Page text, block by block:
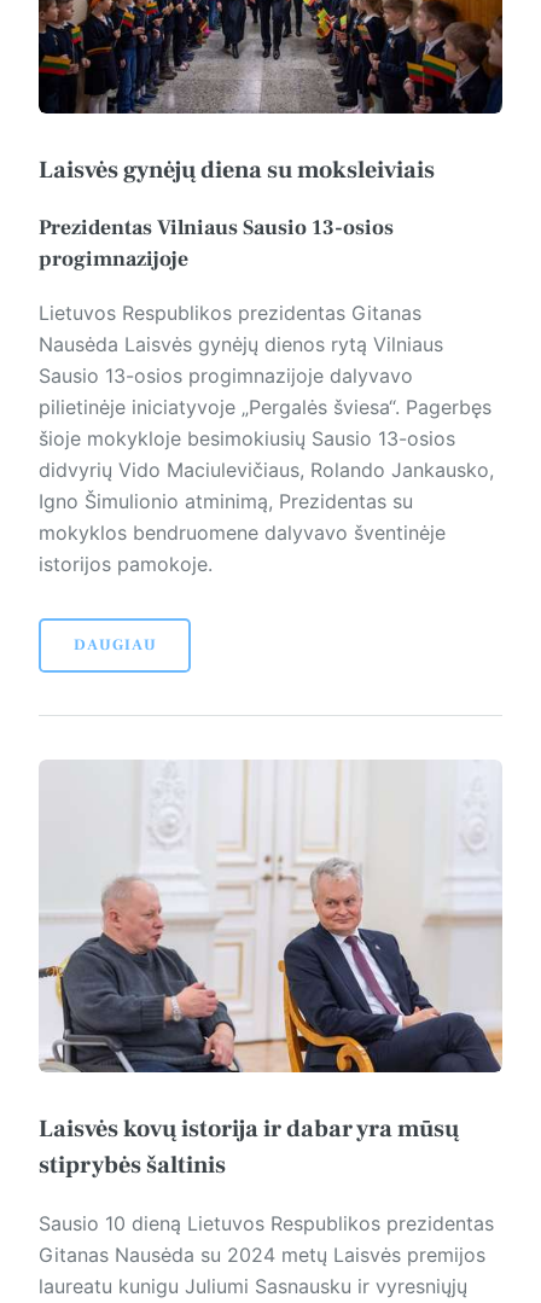
Laisvės gynėjų diena su moksleiviais
Prezidentas Vilniaus Sausio 13-osios
progimnazijoje
Lietuvos Respublikos preziden­tas Gitanas
Nausėda Laisvės gynėjų dienos rytą Vilniaus
Sausio 13-osios progimnazijoje dalyvavo
pilietinėje iniciatyvoje „Pergalės šviesa“. Pagerbęs
šioje mokykloje besimokiusių Sausio 13-osios
didvyrių Vido Maciulevičiaus, Rolando Jankausko,
Igno Šimulionio atminimą, Pre­zi­den­tas su
mokyklos bendruomene dalyvavo šventinėje
istorijos pamokoje.
DAUGIAU
Laisvės kovų istorija ir dabar yra mūsų
stiprybės šaltinis
Sausio 10 dieną Lietuvos Respublikos prezidentas
Gitanas Nausėda su 2024 metų Laisvės premijos
laureatu kunigu Juliumi Sas­nausku ir vyresniųjų